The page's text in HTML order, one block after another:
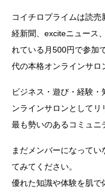
コイチロプライムは読
経新聞、exciteニュース
れている月500円で参加
代の本格オンラインサロ
ビジネス・遊び・経験
ンラインサロンとして
最も勢いのあるコミュニ
まだメンバーになって
てみてください。
優れた知識や体験を肌で